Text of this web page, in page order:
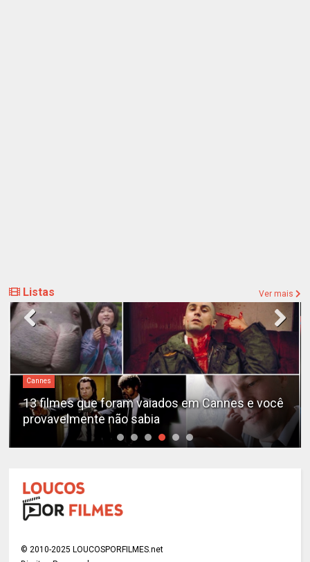
Listas Ver mais
Cannes
13 filmes que foram vaiados em Cannes e você
provavelmente não sabia
© 2010-2025 LOUCOSPORFILMES.net